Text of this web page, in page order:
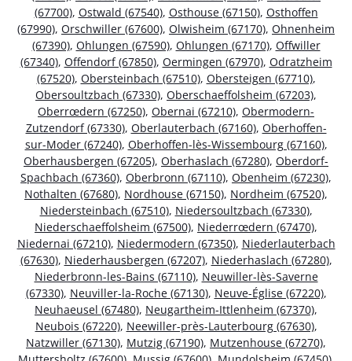
(67700), Ostwald (67540), Osthouse (67150), Osthoffen
(67990), Orschwiller (67600), Olwisheim (67170), Ohnenheim
(67390), Ohlungen (67590), Ohlungen (67170), Offwiller
(67340), Offendorf (67850), Oermingen (67970), Odratzheim
(67520), Obersteinbach (67510), Obersteigen (67710),
Obersoultzbach (67330), Oberschaeffolsheim (67203),
Oberrœdern (67250), Obernai (67210), Obermodern-
Zutzendorf (67330), Oberlauterbach (67160), Oberhoffen-
sur-Moder (67240), Oberhoffen-lès-Wissembourg (67160),
Oberhausbergen (67205), Oberhaslach (67280), Oberdorf-
Spachbach (67360), Oberbronn (67110), Obenheim (67230),
Nothalten (67680), Nordhouse (67150), Nordheim (67520),
Niedersteinbach (67510), Niedersoultzbach (67330),
Niederschaeffolsheim (67500), Niederrœdern (67470),
Niedernai (67210), Niedermodern (67350), Niederlauterbach
(67630), Niederhausbergen (67207), Niederhaslach (67280),
Niederbronn-les-Bains (67110), Neuwiller-lès-Saverne
(67330), Neuviller-la-Roche (67130), Neuve-Église (67220),
Neuhaeusel (67480), Neugartheim-Ittlenheim (67370),
Neubois (67220), Neewiller-près-Lauterbourg (67630),
Natzwiller (67130), Mutzig (67190), Mutzenhouse (67270),